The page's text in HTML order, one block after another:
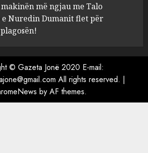
më ngjau me Talo
e Nuredin Dumanit flet për
© Gazeta Jonë 2020 E-mail:
All rights reserved. |
by AF themes.